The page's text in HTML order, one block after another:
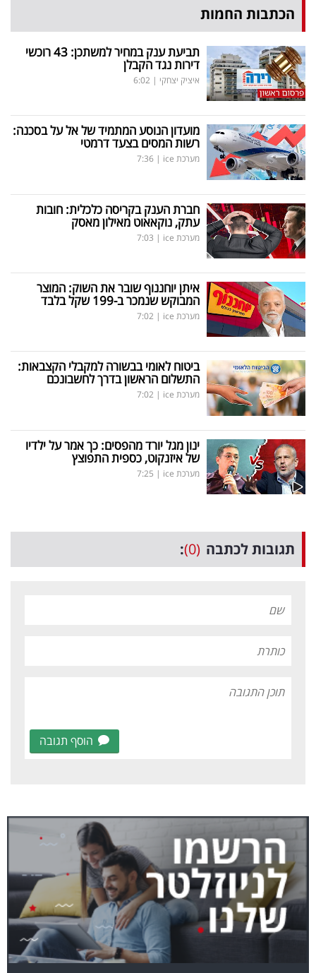
הכתבות החמות
תביעת ענק במחיר למשתכן: 43 רוכשי
דירות נגד הקבלן
איציק יצחקי |
6:02
מועדון הנוסע המתמיד של אל על בסכנה:
רשות המסים בצעד דרמטי
מערכת ice |
7:36
חברת הענק בקריסה כלכלית: חובות
עתק, נוקאאוט מאילון מאסק
מערכת ice |
7:03
איתן יוחננוף שובר את השוק: המוצר
המבוקש שנמכר ב-199 שקל בלבד
מערכת ice |
7:02
ביטוח לאומי בבשורה למקבלי הקצבאות:
התשלום הראשון בדרך לחשבונכם
מערכת ice |
7:02
ינון מגל יורד מהפסים: כך אמר על ילדיו
של איזנקוט, כספית התפוצץ
מערכת ice |
7:25
תגובות לכתבה (0)
:
הוסף תגובה